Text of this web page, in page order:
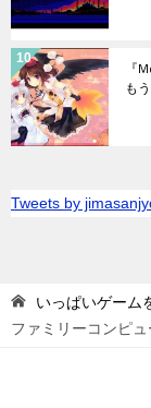
『
も
Tweets by
いっぱいゲーム
ファミリーコンピュ